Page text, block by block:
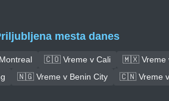
mesta danes
🇨🇴 Vreme v Cali 🇲🇽 Vreme
🇳🇬 Vreme v Benin City 🇨🇳 Vreme v